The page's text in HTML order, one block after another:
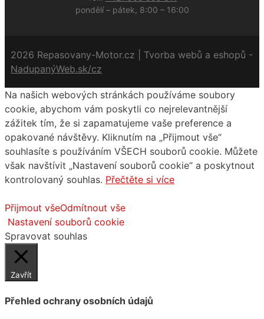
pondělí – pátek, 8:00 – 16:00
2026 Repasovany-Motor.cz | Tvorba webů a eshopů -
NadupanýWeb.sk/cz
Na našich webových stránkách používáme soubory
cookie, abychom vám poskytli co nejrelevantnější
zážitek tím, že si zapamatujeme vaše preference a
opakované návštěvy. Kliknutím na „Přijmout vše“
souhlasíte s používáním VŠECH souborů cookie. Můžete
však navštívit „Nastavení souborů cookie“ a poskytnout
kontrolovaný souhlas. Přečtěte si více
Přijmout všeOdmítnout vše
Nastavení souborů cookie
Spravovat souhlas
Zavřít
Přehled ochrany osobních údajů